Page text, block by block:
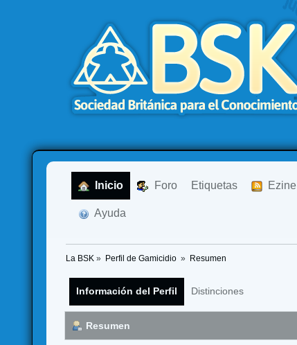
Inicio Foro Etiquetas Ezine
Ayuda
La BSK » Perfil de Gamicidio » Resumen
Información del Perfil Distinciones
Resumen